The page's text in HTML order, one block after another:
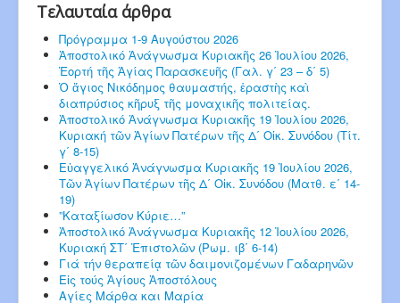
Τελαυταία άρθρα
Πρόγραμμα 1-9 Αυγούστου 2026
Ἀποστολικό Ἀνάγνωσμα Κυριακῆς 26 Ἰουλίου 2026,
Ἑορτή τῆς Ἁγίας Παρασκευῆς (Γαλ. γ΄ 23 – δ΄ 5)
Ὁ ἅγιος Νικόδημος θαυμαστής, ἐραστὴς καὶ
διαπρύσιος κῆρυξ τῆς μοναχικῆς πολιτείας.
Ἀποστολικό Ἀνάγνωσμα Κυριακῆς 19 Ἰουλίου 2026,
Κυριακή τῶν Ἁγίων Πατέρων τῆς Δ΄ Οἰκ. Συνόδου (Τίτ.
γ΄ 8-15)
Εὐαγγελικό Ἀνάγνωσμα Κυριακῆς 19 Ἰουλίου 2026,
Τῶν Ἁγίων Πατέρων τῆς Δ΄ Οἰκ. Συνόδου (Ματθ. ε΄ 14-
19)
”Καταξίωσον Κύριε…”
Ἀποστολικό Ἀνάγνωσμα Κυριακῆς 12 Ἰουλίου 2026,
Κυριακή ΣΤ΄ Ἐπιστολῶν (Ρωμ. ιβ΄ 6-14)
Γιά τήν θεραπείᾳ τῶν δαιμονιζομένων Γαδαρηνῶν
Εἰς τούς Ἁγίους Ἀποστόλους
Αγίες Μάρθα και Μαρία